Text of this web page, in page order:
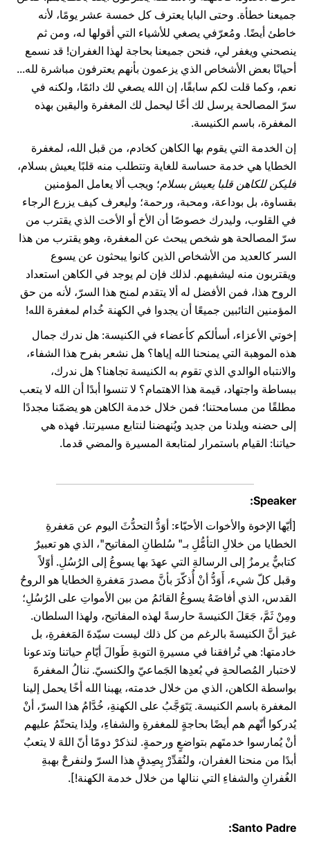
جميعنا خطأة. وحتى البابا يعترف كل خمسة عشر يومًا، لأنه
خاطئ أيضًا. ومُعرّفي يصغي للأشياء التي أقولها له، ومن ثم
ينصحني ويغفر لي، فنحن جميعنا بحاجة لهذا الغفران! قد نسمع
أحيانًا بعض الأشخاص الذي يزعمون بأنهم يعترفون مباشرة لله...
نعم، وكما قلت لكم سابقًا، إن الله يصغي لك دائمًا، ولكنه في
سرّ المصالحة يرسل لك أخًا ليحمل لك المغفرة واليقين بهذه
المغفرة، باسم الكنيسة.
إن الخدمة التي يقوم بها الكاهن كخادم، من قبل الله، لمغفرة
الخطايا هي خدمة حساسة للغاية وتتطلب منه قلبًا يعيش بسلام،
فليكن للكاهن قلبا يعيش بسلام؛ ويجب ألا يعامل المؤمنين
بقساوة، بل بوداعة، ومحبة، ورحمة؛ وليعرف كيف يزرع الرجاء
في القلوب، وليدرك خصوصًا أن الأخ أو الأخت الذي يقترب من
سرّ المصالحة هو شخص يبحث عن المغفرة، وهو يقترب من هذا
السر كالعديد من الأشخاص الذين كانوا يبحثون عن يسوع
ويقتربون منه ليشفيهم. لذلك فإن لم يوجد في الكاهن استعداد
الروح هذا، فمن الأفضل له ألا يتقدم لمنح هذا السرّ، لأنه من حق
المؤمنين التائبين جميعًا أن يجدوا في الكهنة خُدام لمغفرة الله!
إخوتي الأعزاء، أسألكم كأعضاء في الكنيسة: هل ندرك جمال
هذه الموهبة التي يمنحنا الله إياها؟ هل نشعر بفرح هذا الشفاء،
والانتباه الوالدي الذي تقوم به الكنيسة تجاهنا؟ هل ندرك،
ببساطة واجتهاد، قيمة هذا الاهتمام؟ لا تنسوا أبدًا أن الله لا يتعب
مطلقًا من مسامحتنا؛ فمن خلال خدمة الكاهن هو يضمّنا مجددًا
إلى حضنه ويلدنا من جديد ويُنهضنا لنتابع مسيرتنا. فهذه هي
حياتنا: القيام باستمرار لمتابعة المسيرة والمضي قدما.
Speaker:
[أيّها الإخوة والأخوات الأحبّاء: أوَدُّ التحدُّثَ اليوم عن مَغفرةِ
الخطايا من خلالِ التأمُّلِ بـ" سُلطانِ المفاتيح"، الذي هو تعبيرٌ
كتابيٌّ يرمزُ إلى الرسالةِ التي عهدَ بها يسوعُ إلى الرُسُلِ. أوّلاً
وقبل كلّ شيء، أَوَدُّ أنْ أُذكّرَ بأنَّ مصدرَ مَغفرةِ الخطايا هو الروحُ
القدس، الذي أفاضَهُ يسوعُ القائمُ من بين الأمواتِ على الرُسُلِ؛
ومِنْ ثَمَّ، جَعَلَ الكنيسةَ حارسةً لهذه المفاتيح، ولهذا السلطان.
غيرَ أنَّ الكنيسةَ بالرغم من كل ذلك ليست سيّدةَ المَغفرةِ، بل
خادمتها: هي تُرافقنا في مسيرةِ التوبةِ طَوالَ أيّامِ حياتنا وتدعونا
لاختبار المُصالحةِ في بُعدِها الجَماعيّ والكنسيّ. ننالُ المغفرةَ
بواسطة الكاهن، الذي من خلال خدمته، يهبنا الله أخًا يحمل إلينا
المغفرة باسم الكنيسة. يَتَوَجَّبُ على الكهنةِ، خُدَّامُ هذا السرّ، أنْ
يُدركوا أنّهم هم أيضًا بحاجةٍ للمغفرةِ والشفاءِ، ولِذا يتحتّمُ عليهم
أنْ يُمارسوا خدمتَهم بتواضعٍ ورحمةٍ. لنذكرْ دومًا أنّ اللهَ لا يتعبُ
أبدًا من منحنا الغفران، ولنُقدِّرْ بِصِدقٍ هذا السرّ ولنفرحْ بهبةِ
الغُفرانِ والشفاءِ التي ننالها من خلال خدمة الكهنة!].
Santo Padre: